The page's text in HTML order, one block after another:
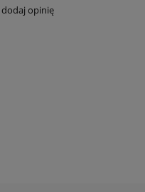
dodaj opinię